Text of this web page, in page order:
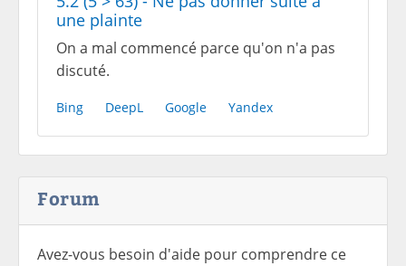
une plainte
On a mal commencé parce qu'on n'a pas
discuté.
Bing DeepL Google Yandex
Forum
Avez-vous besoin d'aide pour comprendre ce